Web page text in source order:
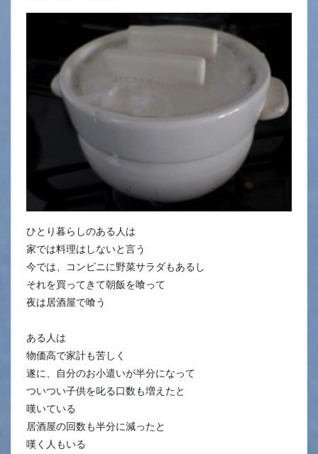
ひとり暮らしのある人は
家では料理はしないと言う
今では、コンビニに野菜サラダもあるし
それを買ってきて朝飯を喰って
夜は居酒屋で喰う
ある人は
物価高で家計も苦しく
遂に、自分のお小遣いが半分になって
ついつい子供を叱る口数も増えたと
嘆いている
居酒屋の回数も半分に減ったと
嘆く人もいる